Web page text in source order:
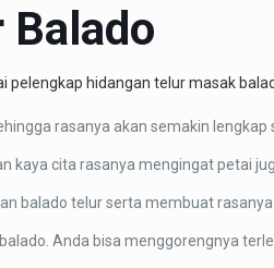
Balado
pelengkap hidangan telur masak
rasanya akan semakin
cita rasanya mengingat petai
balado telur serta membuat
Anda bisa menggorengnya